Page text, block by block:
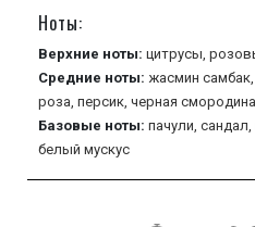
Ноты:
Верхние ноты: цитрусы,
Средние ноты: жасмин самбак,
роза, персик, черная
Базовые ноты: пачули, сандал,
белый мускус